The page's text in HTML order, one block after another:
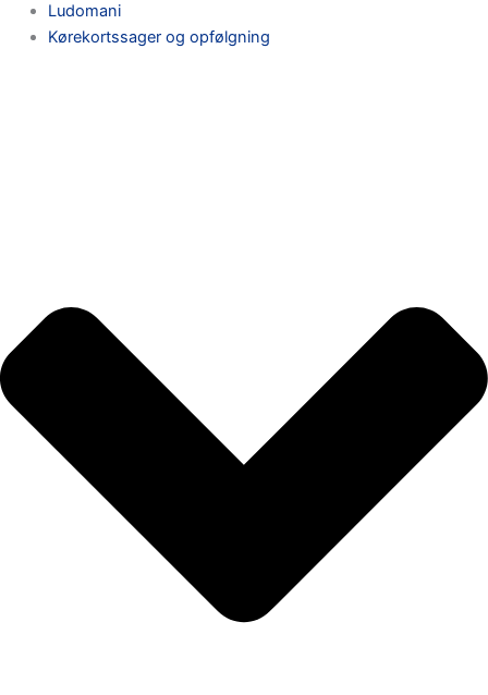
Ludomani
Kørekortssager og opfølgning